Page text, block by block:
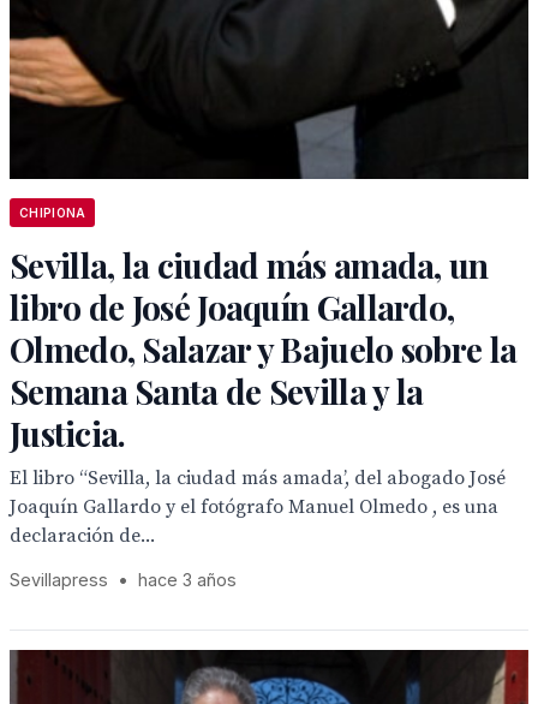
CHIPIONA
Sevilla, la ciudad más amada, un
libro de José Joaquín Gallardo,
Olmedo, Salazar y Bajuelo sobre la
Semana Santa de Sevilla y la
Justicia.
El libro “Sevilla, la ciudad más amada’, del abogado José
Joaquín Gallardo y el fotógrafo Manuel Olmedo , es una
declaración de...
Sevillapress • hace 3 años